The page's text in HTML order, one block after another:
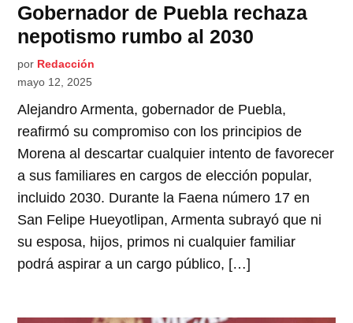
Gobernador de Puebla rechaza
nepotismo rumbo al 2030
por Redacción
mayo 12, 2025
Alejandro Armenta, gobernador de Puebla,
reafirmó su compromiso con los principios de
Morena al descartar cualquier intento de favorecer
a sus familiares en cargos de elección popular,
incluido 2030. Durante la Faena número 17 en
San Felipe Hueyotlipan, Armenta subrayó que ni
su esposa, hijos, primos ni cualquier familiar
podrá aspirar a un cargo público, […]